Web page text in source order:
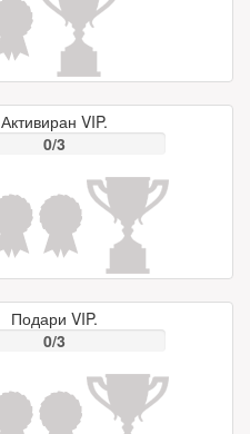
Активиран VIP.
0/3
Подари VIP.
0/3